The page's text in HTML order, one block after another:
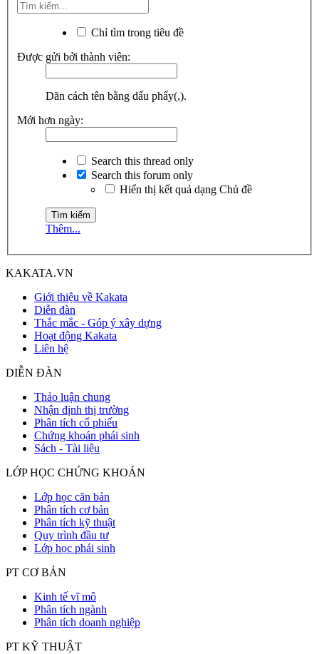
Chỉ tìm trong tiêu đề
Được gửi bởi thành viên:
Dãn cách tên bằng dấu phẩy(,).
Mới hơn ngày:
Search this thread only
Search this forum only
Hiển thị kết quả dạng Chủ đề
Thêm...
KAKATA.VN
Giới thiệu về Kakata
Diễn đàn
Thắc mắc - Góp ý xây dựng
Hoạt động Kakata
Liên hệ
DIỄN ĐÀN
Thảo luận chung
Nhận định thị trường
Phân tích cổ phiếu
Chứng khoán phái sinh
Sách - Tài liệu
LỚP HỌC CHỨNG KHOÁN
Lớp học căn bản
Phân tích cơ bản
Phân tích kỹ thuật
Quy trình đầu tư
Lớp học phái sinh
PT CƠ BẢN
Kinh tế vĩ mô
Phân tích ngành
Phân tích doanh nghiệp
PT KỸ THUẬT